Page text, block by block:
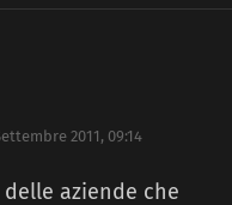
2011, 09:14
aziende che